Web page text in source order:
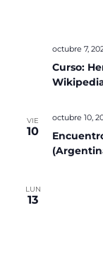
Curso:
octubre 7,
VIE
10
octubre 10,
LUN
13